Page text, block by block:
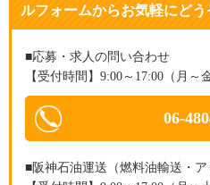
ルフォームからお気軽にどう
■応募・求人の問い合わせ
【受付時間】9:00～17:00（月～
06-
■阪神石油運送（燃料油輸送・ア